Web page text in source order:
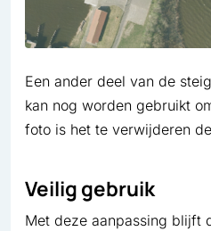
Een ander deel van de
kan nog worden gebruikt
foto is het te verwijderen
Veilig gebruik
Met deze aanpassing blijft